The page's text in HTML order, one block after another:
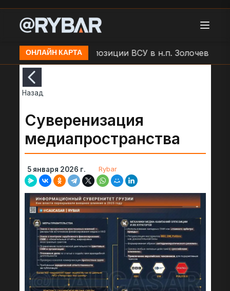
ОНЛАЙН КАРТА
БЛА "Молния" по позиции ВСУ в н.п. Золочев
Назад
Суверенизация
медиапространства
5 января 2026 г. Rybar